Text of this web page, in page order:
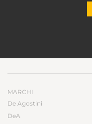
MARCHI
De Agostini
DeA